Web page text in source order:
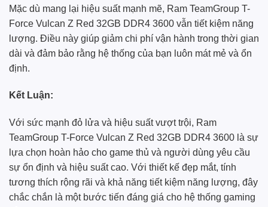
Mặc dù mang lại hiệu suất mạnh mẽ, Ram TeamGroup T-
Force Vulcan Z Red 32GB DDR4 3600 vẫn tiết kiệm năng
lượng. Điều này giúp giảm chi phí vận hành trong thời gian
dài và đảm bảo rằng hệ thống của bạn luôn mát mẻ và ổn
định.
Kết Luận:
Với sức mạnh đỏ lửa và hiệu suất vượt trội, Ram
TeamGroup T-Force Vulcan Z Red 32GB DDR4 3600 là sự
lựa chọn hoàn hảo cho game thủ và người dùng yêu cầu
sự ổn định và hiệu suất cao. Với thiết kế đẹp mắt, tính
tương thích rộng rãi và khả năng tiết kiệm năng lượng, đây
chắc chắn là một bước tiến đáng giá cho hệ thống gaming